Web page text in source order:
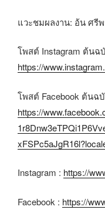
แวะชมผลงาน: อ้น ศรี
โพสต์ Instagram ต้นฉ
https://
โพสต์ Facebook ต้นฉ
https://
Instagram : https://
Facebook : https://